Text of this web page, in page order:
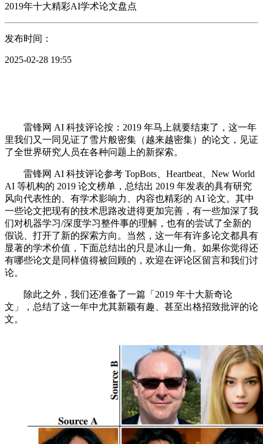
2019年十大精彩AI学术论文盘点
发布时间：
2025-02-28 19:55
雷锋网 AI 科技评论按：2019 年马上就要结束了，这一年
里我们又一同见证了雪片般密集（越来越密集）的论文，见证
了全世界研究人员在各种问题上的新探索。
雷锋网 AI 科技评论参考 TopBots、Heartbeat、New World
AI 等机构的 2019 论文榜单，总结出 2019 年发表的具有研究
风向代表性的、有学术影响力、内容也精彩的 AI 论文。其中
一些论文把现有的技术思路改进得更加完善，有一些加深了我
们对机器学习/深度学习整件事的理解，也有的尝试了全新的
假说、打开了新的探索方向。当然，这一年有许多论文都具有
显著的学术价值，下面总结出的只是冰山一角。如果你觉得还
有哪些论文是同样值得被回顾的，欢迎在评论区留言和我们讨
论。
除此之外，我们还准备了一篇「2019 年十大新奇论
文」，总结了这一年中尤其新颖有趣、甚至出格招致批评的论
文。